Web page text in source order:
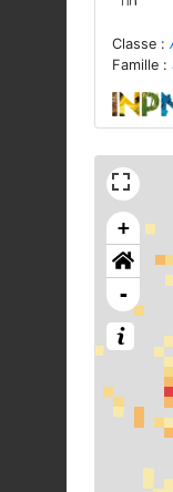
Classe :
Famille :
+
-